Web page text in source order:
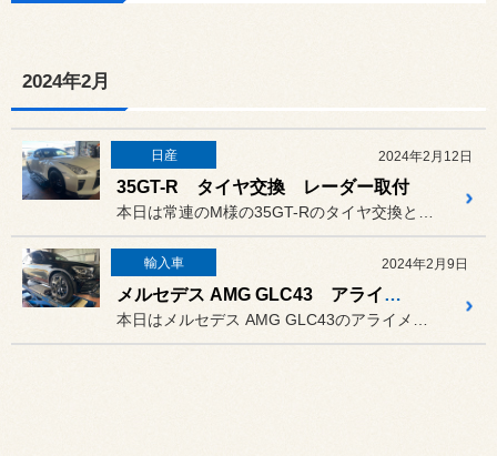
2024年2月
日産 2024年2月12日
35GT-R タイヤ交換 レーダー取付
輸入車 2024年2月9日
メルセデス AMG GLC43 アライメント調整